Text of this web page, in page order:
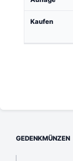
GEDENKMÜNZEN